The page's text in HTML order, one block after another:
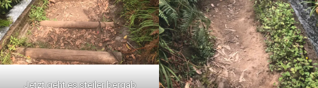
Jetzt geht es steiler bergab